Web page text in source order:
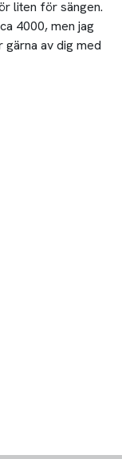
liten för sängen.
4000, men jag
av dig med